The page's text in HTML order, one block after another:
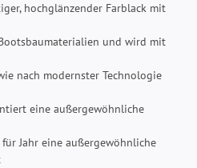
hochglänzender Farblack mit
und wird mit
nach modernster Technologie
eine außergewöhnliche
Jahr eine außergewöhnliche